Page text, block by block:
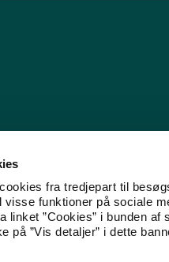
fra tredjepart til
visse funktioner på sociale
”Cookies” i bunden
på ”Vis detaljer” i dette